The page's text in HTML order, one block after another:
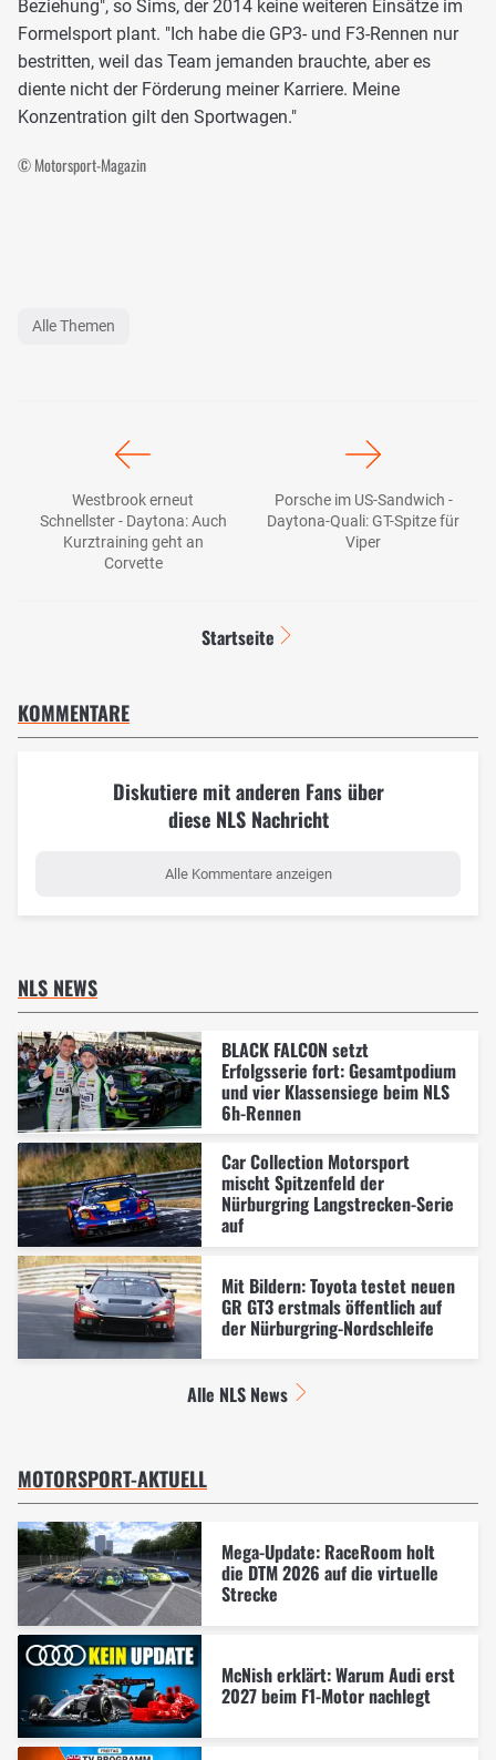
Beziehung", so Sims, der 2014 keine weiteren Einsätze im
Formelsport plant. "Ich habe die GP3- und F3-Rennen nur
bestritten, weil das Team jemanden brauchte, aber es
diente nicht der Förderung meiner Karriere. Meine
Konzentration gilt den Sportwagen."
© Motorsport-Magazin
Alle Themen
Westbrook erneut
Schnellster - Daytona: Auch
Kurztraining geht an
Corvette
Porsche im US-Sandwich -
Daytona-Quali: GT-Spitze für
Viper
Startseite
KOMMENTARE
Diskutiere mit anderen Fans über
diese NLS Nachricht
Alle Kommentare anzeigen
NLS NEWS
BLACK FALCON setzt
Erfolgsserie fort: Gesamtpodium
und vier Klassensiege beim NLS
6h-Rennen
Car Collection Motorsport
mischt Spitzenfeld der
Nürburgring Langstrecken-Serie
auf
Mit Bildern: Toyota testet neuen
GR GT3 erstmals öffentlich auf
der Nürburgring-Nordschleife
Alle NLS News
MOTORSPORT-AKTUELL
Mega-Update: RaceRoom holt
die DTM 2026 auf die virtuelle
Strecke
McNish erklärt: Warum Audi erst
2027 beim F1-Motor nachlegt